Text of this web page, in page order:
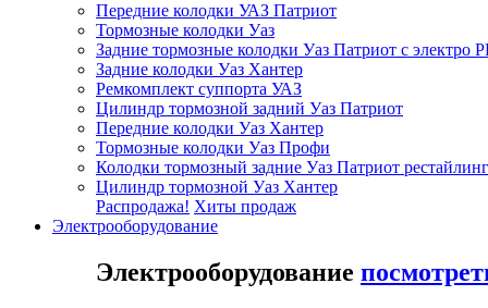
Передние колодки УАЗ Патриот
Тормозные колодки Уаз
Задние тормозные колодки Уаз Патриот с электро
Задние колодки Уаз Хантер
Ремкомплект суппорта УАЗ
Цилиндр тормозной задний Уаз Патриот
Передние колодки Уаз Хантер
Тормозные колодки Уаз Профи
Колодки тормозный задние Уаз Патриот
Цилиндр тормозной Уаз Хантер
Распродажа! Хиты продаж
Электрооборудование
Электрооборудование